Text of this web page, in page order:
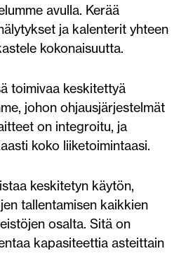
avulla. Kerää
ja kalenterit yhteen
kokonaisuutta.
toimivaa keskitettyä
johon ohjausjärjestelmät
on integroitu, ja
koko liiketoimintaasi.
keskitetyn käytön,
tallentamisen kaikkien
osalta. Sitä on
kapasiteettia asteittain